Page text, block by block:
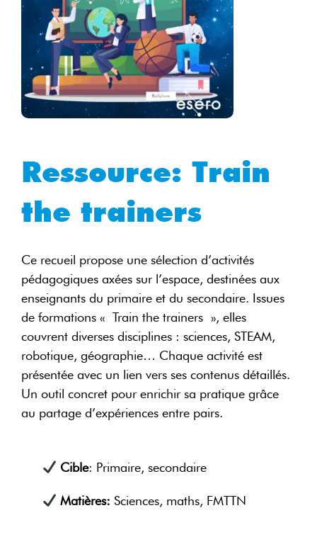
Ressource: Train
the trainers
Ce recueil propose une sélection d’activités
pédagogiques axées sur l’espace, destinées aux
enseignants du primaire et du secondaire. Issues
de formations « Train the trainers », elles
couvrent diverses disciplines : sciences, STEAM,
robotique, géographie… Chaque activité est
présentée avec un lien vers ses contenus détaillés.
Un outil concret pour enrichir sa pratique grâce
au partage d’expériences entre pairs.
Cible: Primaire, secondaire
Matières: Sciences, maths, FMTTN